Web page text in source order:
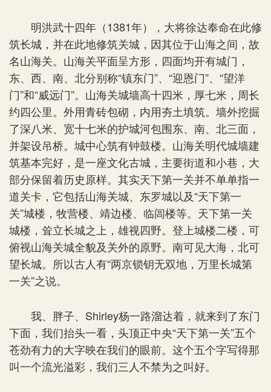
明洪武十四年（1381年），大将徐达奉命在此修
筑长城，并在此地修筑关城，因其位于山海之间，故
名山海关。山海关平面呈方形，四面均开有城门，
东、西、南、北分别称“镇东门”、“迎恩门”、“望洋
门”和“威远门”。山海关城墙高十四米，厚七米，周长
约四公里。外用青砖包砌，内用夯土填筑。墙外挖掘
了深八米、宽十七米的护城河包围东、南、北三面，
并架设吊桥。城中心筑有钟鼓楼。山海关明代城墙建
筑基本完好，是一座文化古城，主要街道和小巷，大
部分保留着历史原样。其实天下第一关并不单单指一
道关卡，它包括山海关城、东罗城以及“天下第一
关”城楼，牧营楼、靖边楼、临闾楼等。天下第一关
城楼，耸立长城之上，雄视四野。登上城楼二楼，可
俯视山海关城全貌及关外的原野。南可见大海，北可
望长城。所以古人有“两京锁钥无双地，万里长城第
一关”之说。
我、胖子、Shirley杨一路溜达着，就来到了东门
下面，我们抬头一看，头顶正中央“天下第一关”五个
苍劲有力的大字映在我们的眼前。这个五个字写得那
叫一个流光溢彩，我们三人不禁为之叫好。